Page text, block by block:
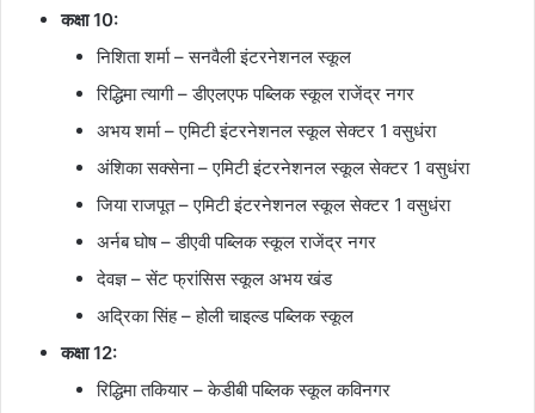
कक्षा 10:
निशिता शर्मा – सनवैली इंटरनेशनल स्कूल
रिद्धिमा त्यागी – डीएलएफ पब्लिक स्कूल राजेंद्र नगर
अभय शर्मा – एमिटी इंटरनेशनल स्कूल सेक्टर 1 वसुधंरा
अंशिका सक्सेना – एमिटी इंटरनेशनल स्कूल सेक्टर 1 वसुधंरा
जिया राजपूत – एमिटी इंटरनेशनल स्कूल सेक्टर 1 वसुधंरा
अर्नब घोष – डीएवी पब्लिक स्कूल राजेंद्र नगर
देवज्ञ – सेंट फ्रांसिस स्कूल अभय खंड
अद्रिका सिंह – होली चाइल्ड पब्लिक स्कूल
कक्षा 12:
रिद्धिमा तकियार – केडीबी पब्लिक स्कूल कविनगर